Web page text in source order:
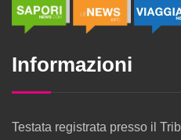
Informazioni
Testata registrata presso il